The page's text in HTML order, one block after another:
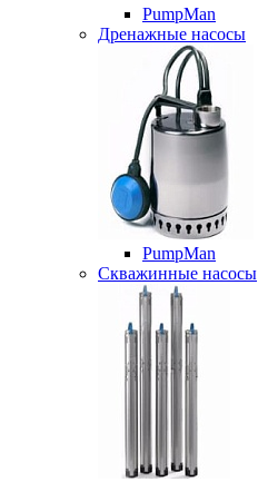
PumpMan
Дренажные насосы
PumpMan
Скважинные насосы